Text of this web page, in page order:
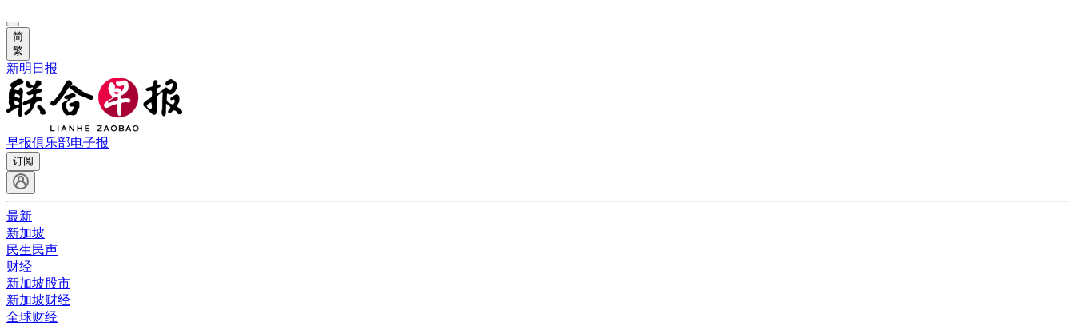
简
繁
新明日报
早报俱乐部电子报
订阅
最新
新加坡
民生民声
财经
新加坡股市
新加坡财经
全球财经